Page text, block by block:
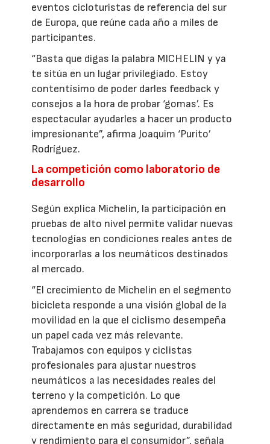
eventos cicloturistas de referencia del sur
de Europa, que reúne cada año a miles de
participantes.
“Basta que digas la palabra MICHELIN y ya
te sitúa en un lugar privilegiado. Estoy
contentísimo de poder darles feedback y
consejos a la hora de probar ‘gomas’. Es
espectacular ayudarles a hacer un producto
impresionante”, afirma Joaquim ‘Purito’
Rodríguez.
La competición como laboratorio de
desarrollo
Según explica Michelin, la participación en
pruebas de alto nivel permite validar nuevas
tecnologías en condiciones reales antes de
incorporarlas a los neumáticos destinados
al mercado.
“El crecimiento de Michelin en el segmento
bicicleta responde a una visión global de la
movilidad en la que el ciclismo desempeña
un papel cada vez más relevante.
Trabajamos con equipos y ciclistas
profesionales para ajustar nuestros
neumáticos a las necesidades reales del
terreno y la competición. Lo que
aprendemos en carrera se traduce
directamente en más seguridad, durabilidad
y rendimiento para el consumidor”, señala